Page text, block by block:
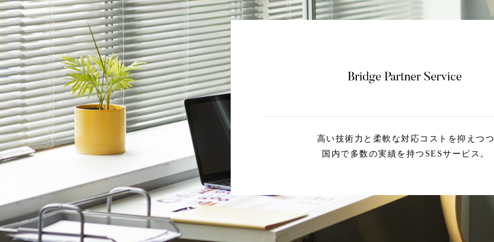
高い技術力と柔軟な対応コストを抑えつつ
国内で多数の実績を持つSESサービス。